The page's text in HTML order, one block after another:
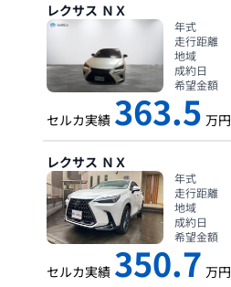
レクサス ＮＸ
年式
走行距離
地域
成約日
希望金額
セルカ実績 363.5 万円
レクサス ＮＸ
年式
走行距離
地域
成約日
希望金額
セルカ実績 350.7 万円